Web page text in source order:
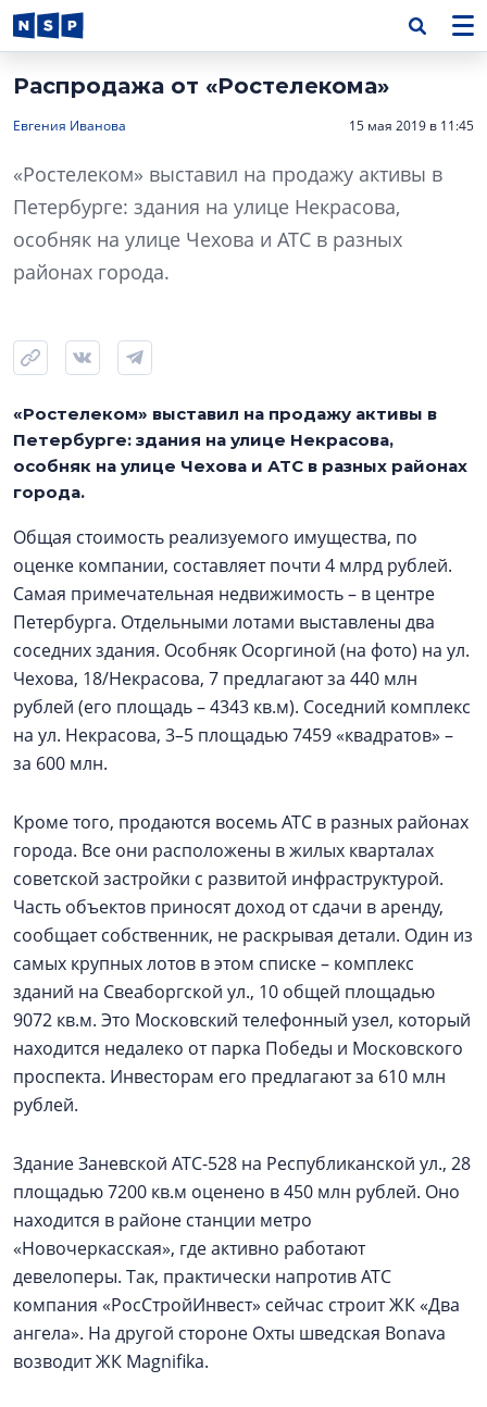
Распродажа от «Ростелекома»
Евгения Иванова 15 мая 2019 в 11:45
«Ростелеком» выставил на продажу активы в
Петербурге: здания на улице Некрасова,
особняк на улице Чехова и АТС в разных
районах города.
«Ростелеком» выставил на продажу активы в
Петербурге: здания на улице Некрасова,
особняк на улице Чехова и АТС в разных районах
города.
Общая стоимость реализуемого имущества, по
оценке компании, составляет почти 4 млрд рублей.
Самая примечательная недвижимость – в центре
Петербурга. Отдельными лотами выставлены два
соседних здания. Особняк Осоргиной (на фото) на ул.
Чехова, 18/Некрасова, 7 предлагают за 440 млн
рублей (его площадь – 4343 кв.м). Соседний комплекс
на ул. Некрасова, 3–5 площадью 7459 «квадратов» –
за 600 млн.
Кроме того, продаются восемь АТС в разных районах
города. Все они расположены в жилых кварталах
советской застройки с развитой инфраструктурой.
Часть объектов приносят доход от сдачи в аренду,
сообщает собственник, не раскрывая детали. Один из
самых крупных лотов в этом списке – комплекс
зданий на Свеаборгской ул., 10 общей площадью
9072 кв.м. Это Московский телефонный узел, который
находится недалеко от парка Победы и Московского
проспекта. Инвесторам его предлагают за 610 млн
рублей.
Здание Заневской АТС-528 на Республиканской ул., 28
площадью 7200 кв.м оценено в 450 млн рублей. Оно
находится в районе станции метро
«Новочеркасская», где активно работают
девелоперы. Так, практически напротив АТС
компания «РосСтройИнвест» сейчас строит ЖК «Два
ангела». На другой стороне Охты шведская Bonava
возводит ЖК Magnifika.